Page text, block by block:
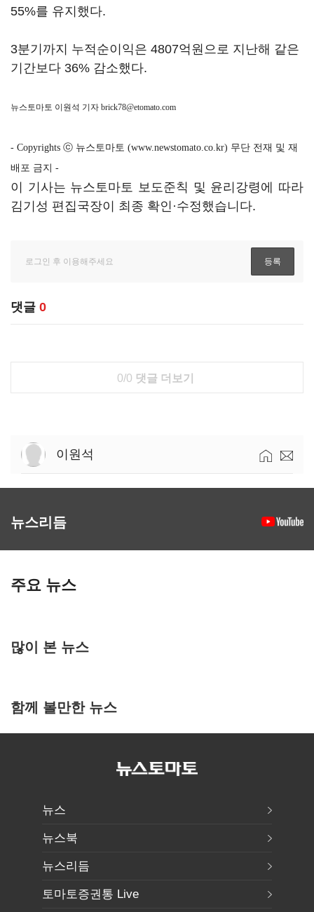
55%를 유지했다.
3분기까지 누적순이익은 4807억원으로 지난해 같은
기간보다 36% 감소했다.
뉴스토마토 이원석 기자 brick78@etomato.com
- Copyrights ⓒ 뉴스토마토 (www.newstomato.co.kr) 무단 전재 및 재
배포 금지 -
이 기사는 뉴스토마토 보도준칙 및 윤리강령에 따라
김기성 편집국장이 최종 확인·수정했습니다.
댓글 0
0/0 댓글 더보기
이원석
뉴스리듬
주요 뉴스
많이 본 뉴스
함께 볼만한 뉴스
뉴스
뉴스북
뉴스리듬
토마토증권통 Live